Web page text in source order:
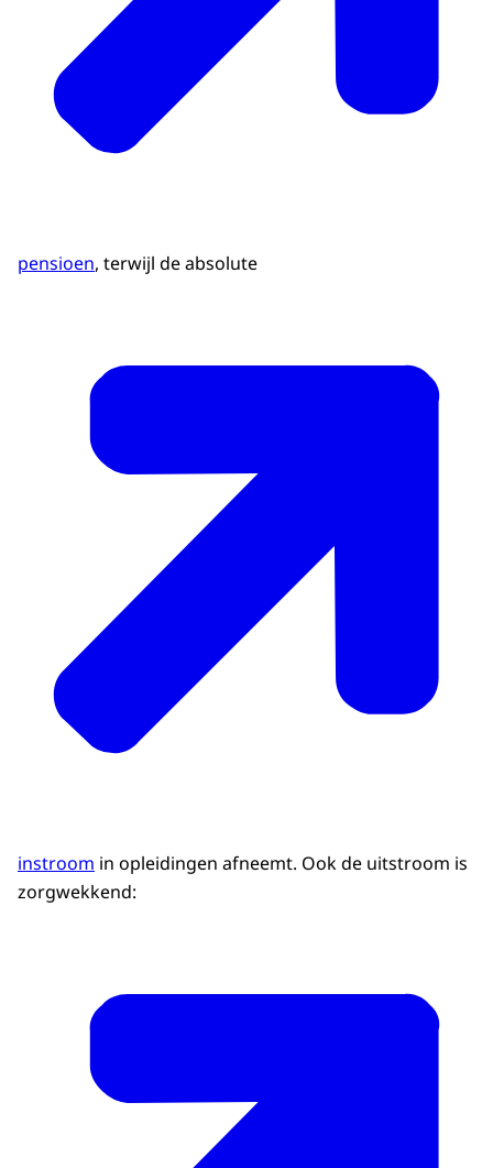
pensioen, terwijl de absolute
instroom in opleidingen afneemt. Ook de uitstroom is
zorgwekkend: